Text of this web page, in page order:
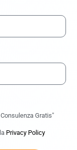
Gratis"
Privacy Policy